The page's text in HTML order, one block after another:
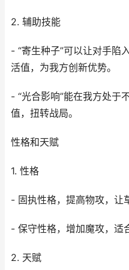
2. 辅助技能
- “寄生种子”可以让对手陷
活值，为我方创新优势。
- “光合影响”能在我方处于
值，扭转战局。
性格和天赋
1. 性格
- 固执性格，提高物攻，让
- 保守性格，增加魔攻，适
2. 天赋